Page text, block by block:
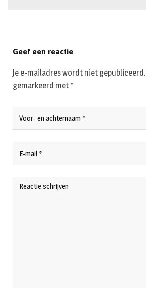
Geef een reactie
Je e-mailadres wordt niet gepubliceerd.
gemarkeerd met *